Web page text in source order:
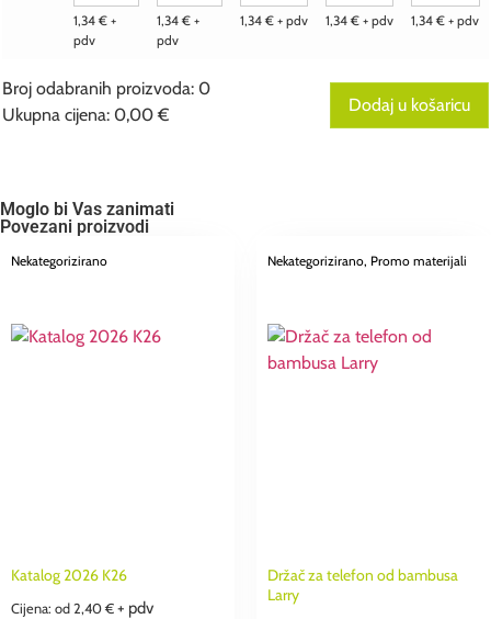
1,34 € +
pdv
1,34 € +
pdv
1,34 € + pdv 1,34 € + pdv 1,34 € + pdv
Broj odabranih proizvoda: 0
Ukupna cijena: 0,00 €
Your
total
0,00 €
Dodaj u košaricu
Moglo bi Vas zanimati
Povezani proizvodi
Nekategorizirano
Katalog 2026 K26
Cijena: od 2,40 € + pdv
Nekategorizirano, Promo materijali
Držač za telefon od bambusa
Larry